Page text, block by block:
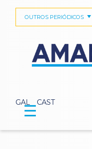
GAL CAST
OUTROS PERIÓDICOS
☰